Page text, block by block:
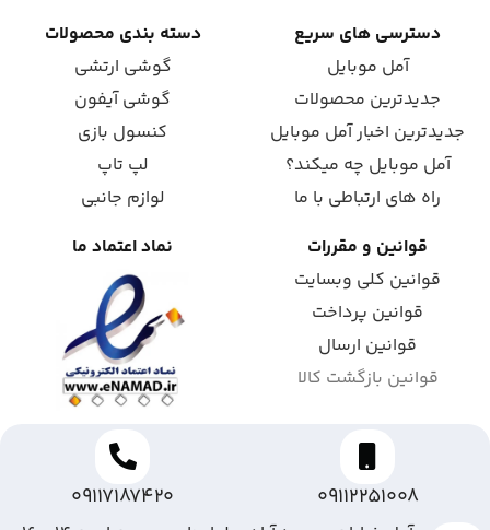
دسترسی های سریع
آمل موبایل
جدیدترین محصولات
جدیدترین اخبار آمل موبایل
آمل موبایل چه میکند؟
راه های ارتباطی با ما
دسته بندی محصولات
گوشی ارتشی
گوشی آیفون
کنسول بازی
لپ تاپ
لوازم جانبی
قوانین و مقررات
قوانین کلی وبسایت
قوانین پرداخت
قوانین ارسال
قوانین بازگشت کالا
نماد اعتماد ما
09112251008
09117187420